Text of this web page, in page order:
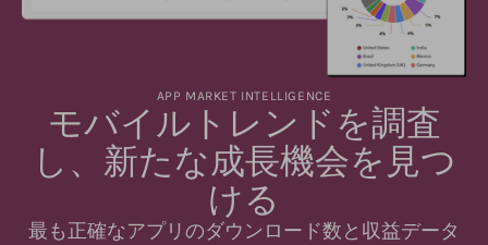
APP MARKET INTELLIGENCE
モバイルトレンドを調査
し、新たな成長機会を見つ
ける
最も正確なアプリのダウンロード数と収益データ